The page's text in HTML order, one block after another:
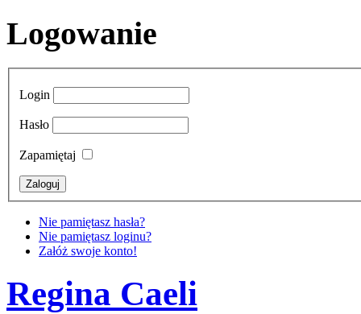
Logowanie
Login
Hasło
Zapamiętaj
Nie pamiętasz hasła?
Nie pamiętasz loginu?
Załóż swoje konto!
Regina Caeli